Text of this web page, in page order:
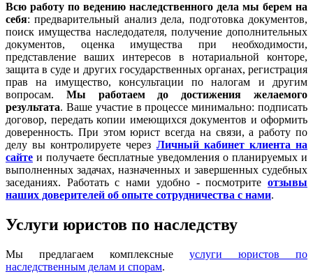
Всю работу по ведению наследственного дела мы берем на
себя: предварительный анализ дела, подготовка документов,
поиск имущества наследодателя, получение дополнительных
документов, оценка имущества при необходимости,
представление ваших интересов в нотариальной конторе,
защита в суде и других государственных органах, регистрация
прав на имущество, консультации по налогам и другим
вопросам. Мы работаем
до достижения желаемого
результата. Ваше участие в процессе минимально: подписать
договор, передать копии имеющихся документов и оформить
доверенность. При этом юрист всегда на связи, а работу по
делу вы контролируете через Личный кабинет клиента на
сайте и получаете бесплатные уведомления о планируемых и
выполненных задачах, назначенных и завершенных судебных
заседаниях. Работать с нами удобно - посмотрите отзывы
наших доверителей об опыте сотрудничества с нами.
Услуги юристов по наследству
Мы предлагаем комплексные услуги юристов по
наследственным делам и спорам.